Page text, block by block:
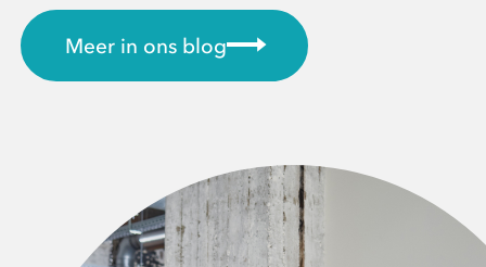
Meer in ons blog